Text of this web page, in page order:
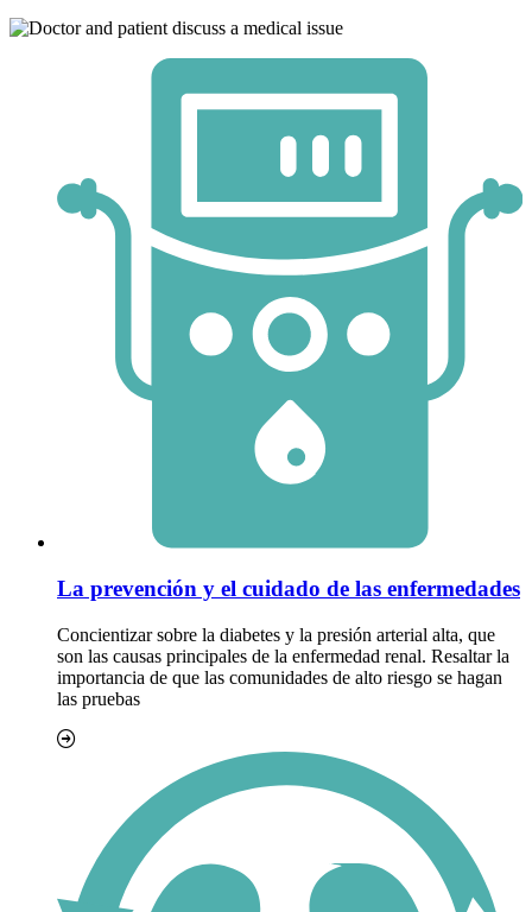
La prevención y el cuidado de las enfermedades
Concientizar sobre la diabetes y la presión arterial alta, que
son las causas principales de la enfermedad renal. Resaltar la
importancia de que las comunidades de alto riesgo se hagan
las pruebas